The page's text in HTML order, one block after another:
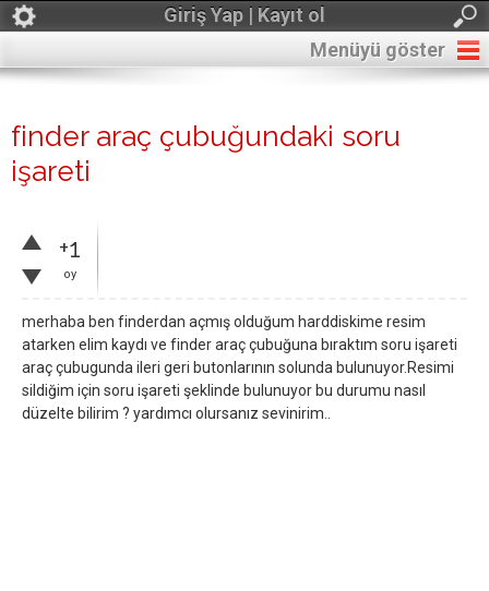
Giriş Yap | Kayıt ol
Menüyü göster
finder araç çubuğundaki soru
işareti
+1
oy
merhaba ben finderdan açmış olduğum harddiskime resim
atarken elim kaydı ve finder araç çubuğuna bıraktım soru işareti
araç çubugunda ileri geri butonlarının solunda bulunuyor.Resimi
sildiğim için soru işareti şeklinde bulunuyor bu durumu nasıl
düzelte bilirim ? yardımcı olursanız sevinirim..